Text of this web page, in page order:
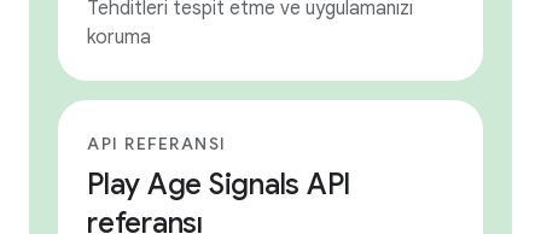
Tehditleri tespit etme ve uygulamanızı
koruma
API REFERANSI
Play Age Signals API
referansı